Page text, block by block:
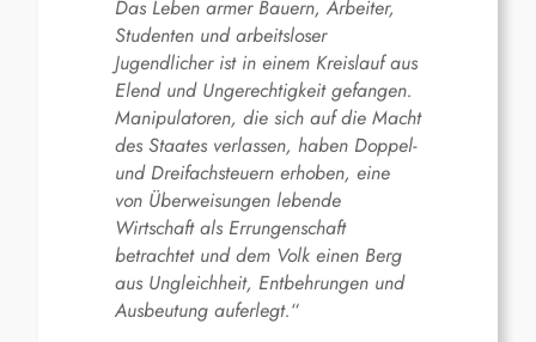
Das Leben armer Bauern, Arbeiter,
Studenten und arbeitsloser
Jugendlicher ist in einem Kreislauf aus
Elend und Ungerechtigkeit gefangen.
Manipulatoren, die sich auf die Macht
des Staates verlassen, haben Doppel-
und Dreifachsteuern erhoben, eine
von Überweisungen lebende
Wirtschaft als Errungenschaft
betrachtet und dem Volk einen Berg
aus Ungleichheit, Entbehrungen und
Ausbeutung auferlegt.“